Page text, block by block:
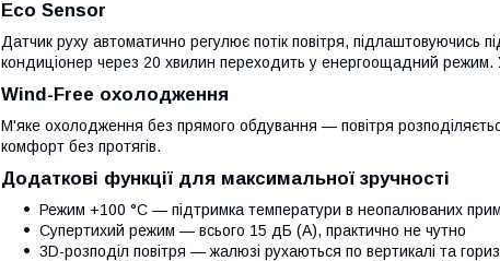
Eco Sensor
Датчик руху автоматично регулює потік повітря, підлаштовуючись
кондиціонер через 20 хвилин переходить у енергоощадний режим.
Wind-Free охолодження
М'яке охолодження без прямого обдування — повітря
комфорт без протягів.
Додаткові функції для максимальної зручності
Режим +100 °C — підтримка температури в неопалюваних
Супертихий режим — всього 15 дБ (A), практично не чутно
3D-розподіл повітря — жалюзі рухаються по вертикалі та